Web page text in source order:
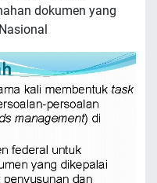
dokumen yang